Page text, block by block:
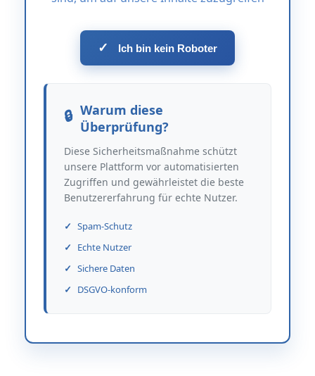
✓ Ich bin kein Roboter
Warum diese
Überprüfung?
Diese Sicherheitsmaßnahme schützt
unsere Plattform vor automatisierten
Zugriffen und gewährleistet die beste
Benutzererfahrung für echte Nutzer.
Spam-Schutz
Echte Nutzer
Sichere Daten
DSGVO-konform